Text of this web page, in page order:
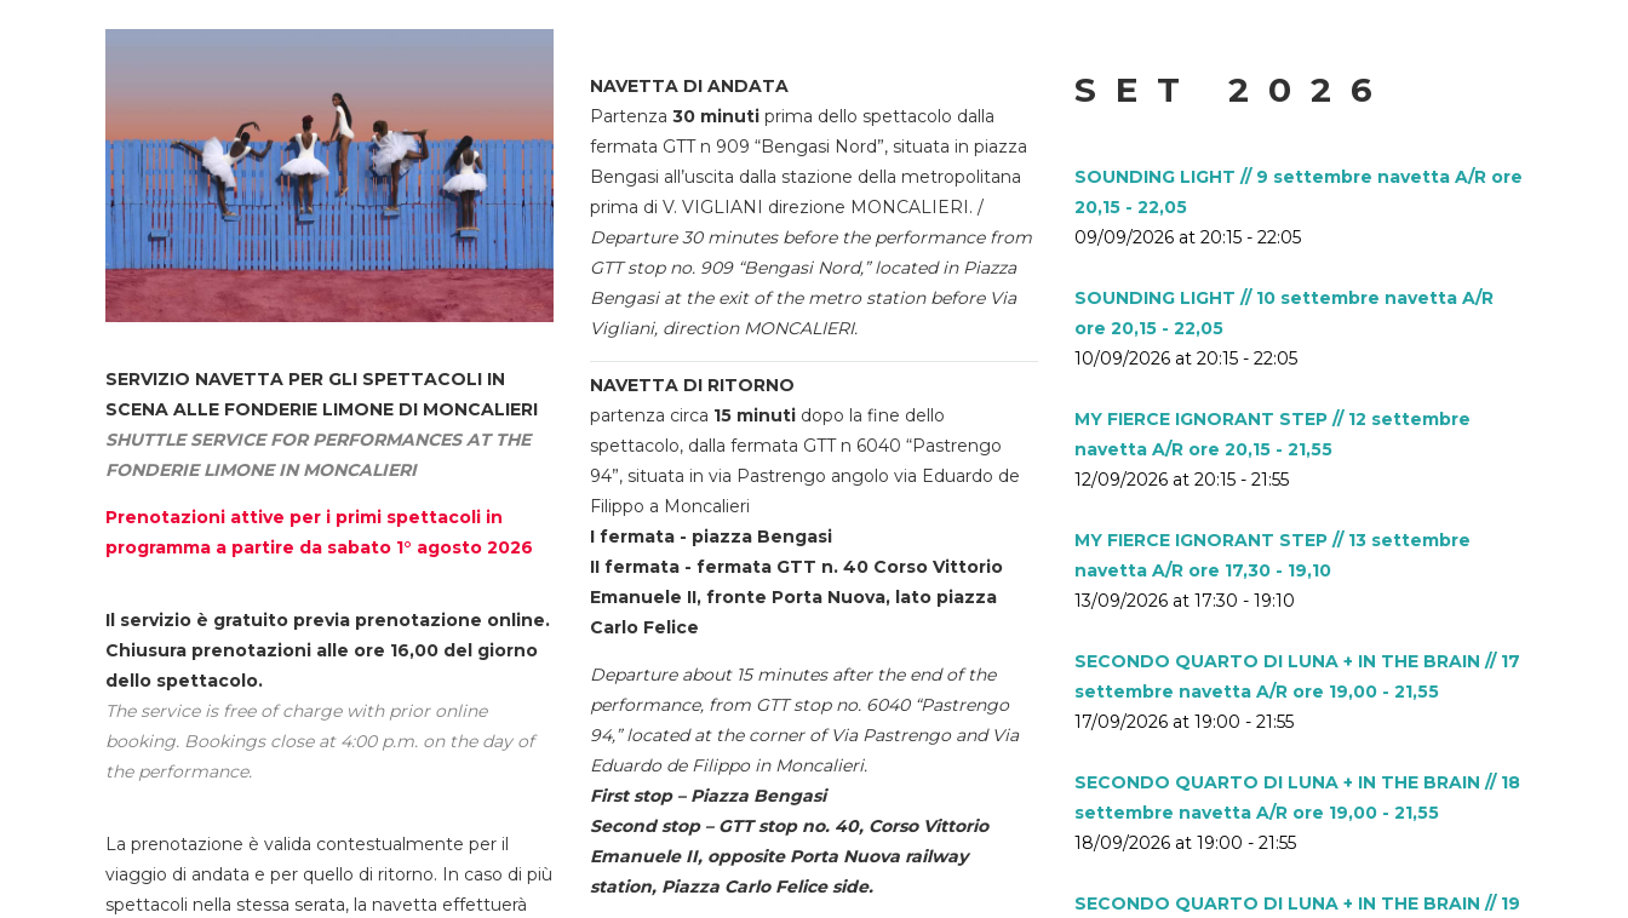
SERVIZIO NAVETTA PER GLI SPETTACOLI IN
SCENA ALLE FONDERIE LIMONE DI MONCALIERI
SHUTTLE SERVICE FOR PERFORMANCES AT THE
FONDERIE LIMONE IN MONCALIERI
Prenotazioni attive per i primi spettacoli in
programma a partire da sabato 1° agosto 2026
Il servizio è gratuito previa prenotazione online.
Chiusura prenotazioni alle ore 16,00 del giorno
dello spettacolo.
The service is free of charge with prior online
booking. Bookings close at 4:00 p.m. on the day of
the performance.
La prenotazione è valida contestualmente per il
viaggio di andata e per quello di ritorno. In caso di più
spettacoli nella stessa serata, la navetta effettuerà
NAVETTA DI ANDATA
Partenza 30 minuti prima dello spettacolo dalla
fermata GTT n 909 “Bengasi Nord”, situata in piazza
Bengasi all’uscita dalla stazione della metropolitana
prima di V. VIGLIANI direzione MONCALIERI. /
Departure 30 minutes before the performance from
GTT stop no. 909 “Bengasi Nord,” located in Piazza
Bengasi at the exit of the metro station before Via
Vigliani, direction MONCALIERI.
NAVETTA DI RITORNO
partenza circa 15 minuti dopo la fine dello
spettacolo, dalla fermata GTT n 6040 “Pastrengo
94”, situata in via Pastrengo angolo via Eduardo de
Filippo a Moncalieri
I fermata - piazza Bengasi
II fermata - fermata GTT n. 40 Corso Vittorio
Emanuele II, fronte Porta Nuova, lato piazza
Carlo Felice
Departure about 15 minutes after the end of the
performance, from GTT stop no. 6040 “Pastrengo
94,” located at the corner of Via Pastrengo and Via
Eduardo de Filippo in Moncalieri.
First stop – Piazza Bengasi
Second stop – GTT stop no. 40, Corso Vittorio
Emanuele II, opposite Porta Nuova railway
station, Piazza Carlo Felice side.
SET 2026
SOUNDING LIGHT // 9 settembre navetta A/R ore
20,15 - 22,05
09/09/2026 at 20:15 - 22:05
SOUNDING LIGHT // 10 settembre navetta A/R
ore 20,15 - 22,05
10/09/2026 at 20:15 - 22:05
MY FIERCE IGNORANT STEP // 12 settembre
navetta A/R ore 20,15 - 21,55
12/09/2026 at 20:15 - 21:55
MY FIERCE IGNORANT STEP // 13 settembre
navetta A/R ore 17,30 - 19,10
13/09/2026 at 17:30 - 19:10
SECONDO QUARTO DI LUNA + IN THE BRAIN // 17
settembre navetta A/R ore 19,00 - 21,55
17/09/2026 at 19:00 - 21:55
SECONDO QUARTO DI LUNA + IN THE BRAIN // 18
settembre navetta A/R ore 19,00 - 21,55
18/09/2026 at 19:00 - 21:55
SECONDO QUARTO DI LUNA + IN THE BRAIN // 19